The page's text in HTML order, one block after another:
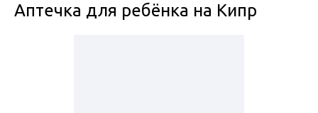
Аптечка для ребёнка на Кипр